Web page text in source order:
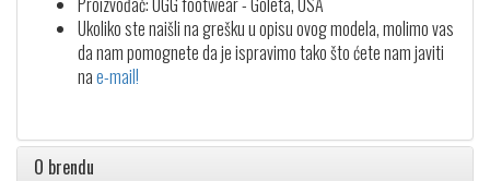
Ukoliko ste naišli na grešku u opisu ovog modela, molimo vas
da nam pomognete da je ispravimo tako što ćete nam javiti
nae-mail!
O brendu